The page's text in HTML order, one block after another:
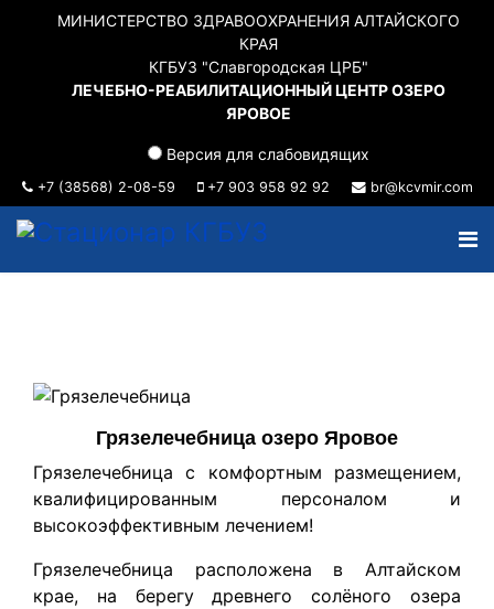
МИНИСТЕРСТВО ЗДРАВООХРАНЕНИЯ АЛТАЙСКОГО
КРАЯ
КГБУЗ "Славгородская ЦРБ"
ЛЕЧЕБНО-РЕАБИЛИТАЦИОННЫЙ ЦЕНТР ОЗЕРО
ЯРОВОЕ
Версия для слабовидящих
+7 (38568) 2-08-59 +7 903 958 92 92 br@kcvmir.com
Грязелечебница озеро Яровое
Грязелечебница с комфортным размещением,
квалифицированным персоналом и
высокоэффективным лечением!
Грязелечебница расположена в Алтайском
крае, на берегу древнего солёного озера